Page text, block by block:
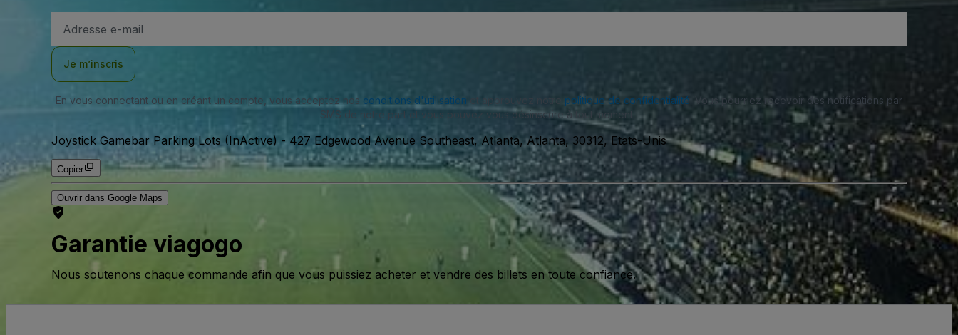
e-
Je m’inscris
En vous connectant ou en créant un compte, vous acceptez nos conditions d'utilisation et approuvez notre politique de confidentialité . Vous pourriez recevoir des notifications par
SMS de notre part et vous pouvez vous désinscrire à tout moment.
Joystick Gamebar Parking Lots (InActive)- 427 Edgewood Avenue Southeast, Atlanta, Atlanta, 30312, Etats-Unis
Copier
Ouvrir dans Google Maps
Garantie viagogo
Nous soutenons chaque commande afin que vous puissiez acheter et vendre des billets en toute confiance.